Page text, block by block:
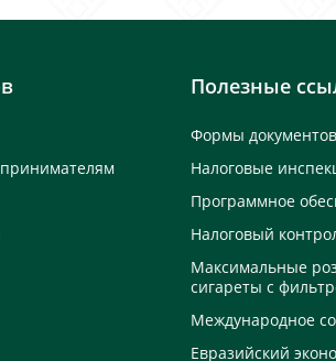
Полезные
Формы документов
Налоговые
Программное
Налоговый
Максимальные
сигареты с
Международное
Евразийский